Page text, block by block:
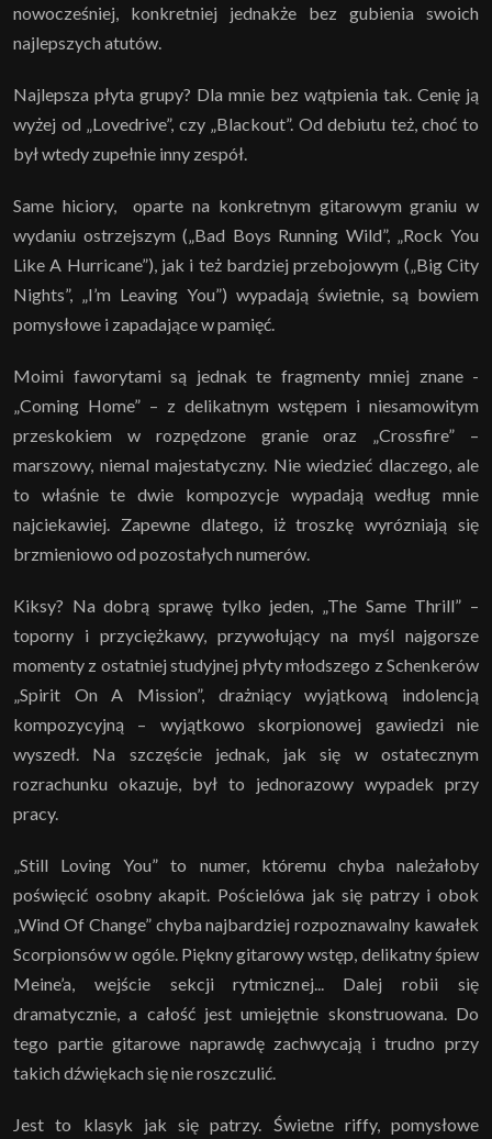
nowocześniej, konkretniej jednakże bez gubienia swoich
najlepszych atutów.
Najlepsza płyta grupy? Dla mnie bez wątpienia tak. Cenię ją
wyżej od „Lovedrive”, czy „Blackout”. Od debiutu też, choć to
był wtedy zupełnie inny zespół.
Same hiciory, oparte na konkretnym gitarowym graniu w
wydaniu ostrzejszym („Bad Boys Running Wild”, „Rock You
Like A Hurricane”), jak i też bardziej przebojowym („Big City
Nights”, „I’m Leaving You”) wypadają świetnie, są bowiem
pomysłowe i zapadające w pamięć.
Moimi faworytami są jednak te fragmenty mniej znane -
„Coming Home” – z delikatnym wstępem i niesamowitym
przeskokiem w rozpędzone granie oraz „Crossfire” –
marszowy, niemal majestatyczny. Nie wiedzieć dlaczego, ale
to właśnie te dwie kompozycje wypadają według mnie
najciekawiej. Zapewne dlatego, iż troszkę wyrózniają się
brzmieniowo od pozostałych numerów.
Kiksy? Na dobrą sprawę tylko jeden, „The Same Thrill” –
toporny i przyciężkawy, przywołujący na myśl najgorsze
momenty z ostatniej studyjnej płyty młodszego z Schenkerów
„Spirit On A Mission”, drażniący wyjątkową indolencją
kompozycyjną – wyjątkowo skorpionowej gawiedzi nie
wyszedł. Na szczęście jednak, jak się w ostatecznym
rozrachunku okazuje, był to jednorazowy wypadek przy
pracy.
„Still Loving You” to numer, któremu chyba należałoby
poświęcić osobny akapit. Pościelówa jak się patrzy i obok
„Wind Of Change” chyba najbardziej rozpoznawalny kawałek
Scorpionsów w ogóle. Piękny gitarowy wstęp, delikatny śpiew
Meine’a, wejście sekcji rytmicznej... Dalej robii się
dramatycznie, a całość jest umiejętnie skonstruowana. Do
tego partie gitarowe naprawdę zachwycają i trudno przy
takich dźwiękach się nie roszczulić.
Jest to klasyk jak się patrzy. Świetne riffy, pomysłowe